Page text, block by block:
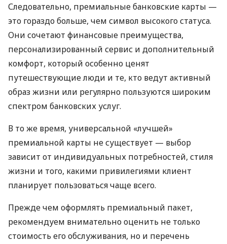
Следовательно, премиальные банковские карты —
это гораздо больше, чем символ высокого статуса.
Они сочетают финансовые преимущества,
персонализированный сервис и дополнительный
комфорт, который особенно ценят
путешествующие люди и те, кто ведут активный
образ жизни или регулярно пользуются широким
спектром банковских услуг.
В то же время, универсальной «лучшей»
премиальной карты не существует — выбор
зависит от индивидуальных потребностей, стиля
жизни и того, какими привилегиями клиент
планирует пользоваться чаще всего.
Прежде чем оформлять премиальный пакет,
рекомендуем внимательно оценить не только
стоимость его обслуживания, но и перечень